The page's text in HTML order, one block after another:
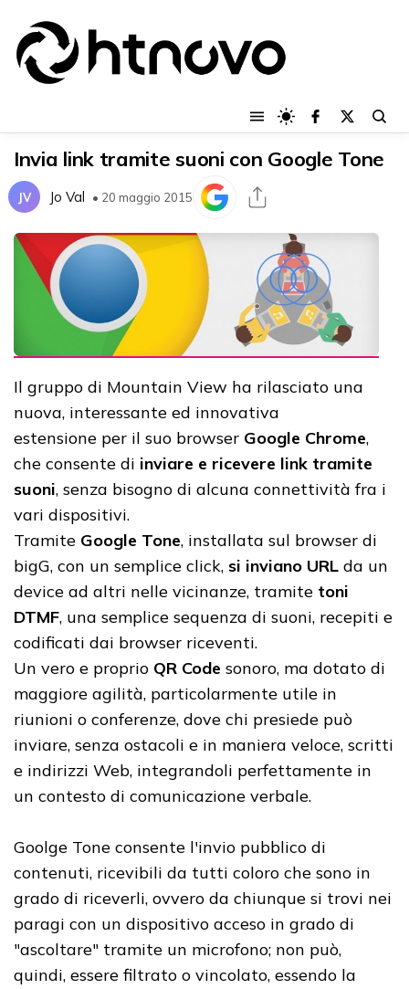
Invia link tramite suoni con Google Tone
JV Jo Val • 20 maggio 2015
Il gruppo di Mountain View ha rilasciato una
nuova, interessante ed innovativa
estensione per il suo browser Google Chrome,
che consente di inviare e ricevere link tramite
suoni, senza bisogno di alcuna connettività fra i
vari dispositivi.
Tramite Google Tone, installata sul browser di
bigG, con un semplice click, si inviano URL da un
device ad altri nelle vicinanze, tramite toni
DTMF, una semplice sequenza di suoni, recepiti e
codificati dai browser riceventi.
Un vero e proprio QR Code sonoro, ma dotato di
maggiore agilità, particolarmente utile in
riunioni o conferenze, dove chi presiede può
inviare, senza ostacoli e in maniera veloce, scritti
e indirizzi Web, integrandoli perfettamente in
un contesto di comunicazione verbale.
Goolge Tone consente l'invio pubblico di
contenuti, ricevibili da tutti coloro che sono in
grado di riceverli, ovvero da chiunque si trovi nei
paragi con un dispositivo acceso in grado di
"ascoltare" tramite un microfono; non può,
quindi, essere filtrato o vincolato, essendo la